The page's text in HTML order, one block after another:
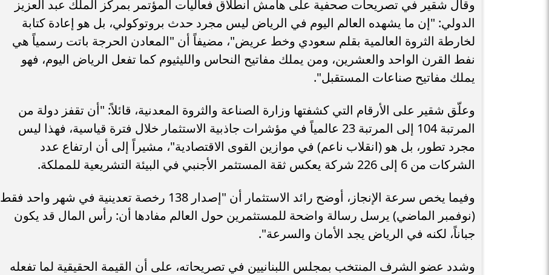
وقال شقير في تصريحات صحفية على هامش انطلاق فعاليات المؤتمر بمركز الملك عبد العزيز
الدولي: "إن ما يشهده العالم اليوم في الرياض ليس مجرد حدث بروتوكولي، بل هو إعادة كتابة
لخارطة الثروة العالمية بقلم سعودي وخط عريض"، مضيفاً أن "المعادن الحرجة باتت رسمياً هي
نفط القرن الواحد والعشرين، ومن يملك مفاتيح النحاس والليثيوم كما تفعل الرياض اليوم، فهو
يملك مفاتيح صناعات المستقبل".
وعلّق شقير على الأرقام التي كشفتها وزارة الصناعة والثروة المعدنية، قائلاً: "أن تقفز دولة من
المرتبة 104 إلى المرتبة 23 عالمياً في مؤشرات جاذبية الاستثمار خلال فترة قياسية، فهذا ليس
مجرد تطور، بل هو (انقلاب ناعم) في موازين القوى الاقتصادية"، مشيراً إلى أن ارتفاع عدد
الشركات من 6 إلى 226 شركة يعكس ثقة المستثمر الأجنبي في البيئة التشريعية للمملكة.
وفيما يخص سرعة الإنجاز، أوضح رائد الاستثمار أن "إصدار 138 رخصة تعدينية في شهر واحد فقط
(نوفمبر الماضي) يرسل رسالة واضحة للمستثمرين حول العالم مفادها أن: رأس المال قد يكون
جباناً، لكنه في الرياض يجد الأمان والسرعة".
وشدد عضو الشرف المنتخب بمجلس اللبنانيين في تصريحاته، على أن القيمة الحقيقية لما تفعله